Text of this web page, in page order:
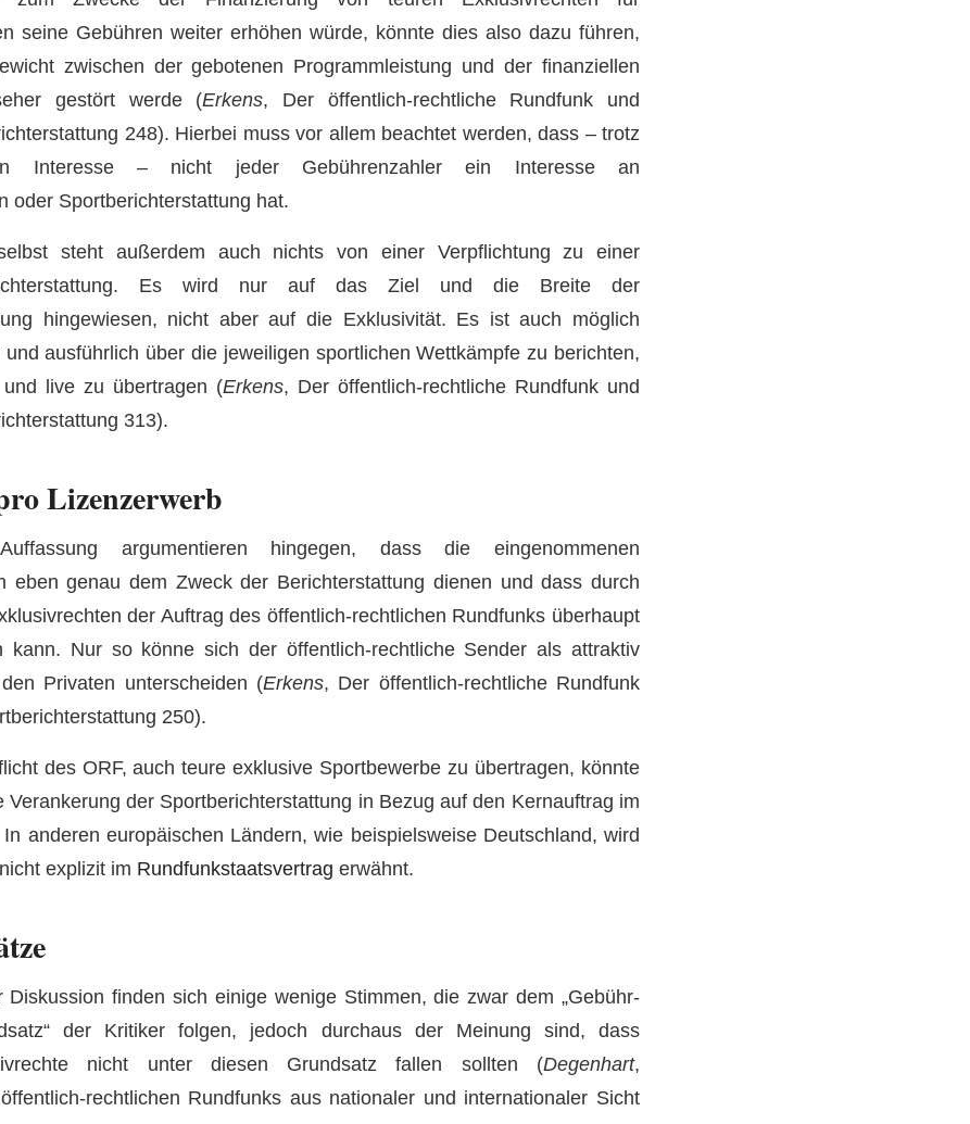
seine Gebühren weiter erhöhen würde, könnte dies also dazu führen,
zwischen der gebotenen Programmleistung und der finanziellen
gestört werde (Erkens, Der öffentlich-rechtliche Rundfunk und
248). Hierbei muss vor allem beachtet werden, dass – trotz
Interesse – nicht jeder Gebührenzahler ein Interesse an
oder Sportberichterstattung hat.
steht außerdem auch nichts von einer Verpflichtung zu einer
Es wird nur auf das Ziel und die Breite der
hingewiesen, nicht aber auf die Exklusivität. Es ist auch möglich
ausführlich über die jeweiligen sportlichen Wettkämpfe zu berichten,
live zu übertragen (Erkens, Der öffentlich-rechtliche Rundfunk und
313).
Lizenzerwerb
argumentieren hingegen, dass die eingenommenen
eben genau dem Zweck der Berichterstattung dienen und dass durch
der Auftrag des öffentlich-rechtlichen Rundfunks überhaupt
kann. Nur so könne sich der öffentlich-rechtliche Sender als attraktiv
Privaten unterscheiden (Erkens, Der öffentlich-rechtliche Rundfunk
250).
des ORF, auch teure exklusive Sportbewerbe zu übertragen, könnte
Verankerung der Sportberichterstattung in Bezug auf den Kernauftrag im
anderen europäischen Ländern, wie beispielsweise Deutschland, wird
explizit im Rundfunkstaatsvertrag erwähnt.
finden sich einige wenige Stimmen, die zwar dem „Gebühr-
der Kritiker folgen, jedoch durchaus der Meinung sind, dass
nicht unter diesen Grundsatz fallen sollten (Degenhart,
rechtlichen Rundfunks aus nationaler und internationaler Sicht